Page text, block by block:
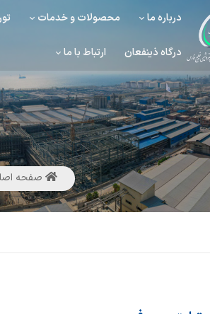
درباره ما محصولات و خدمات
درگاه ذینفعان ارتباط با ما
صفحه